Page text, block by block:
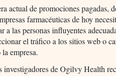
actual de promociones pagadas,
farmacéuticas de hoy
a las personas influyentes
el tráfico a los sitios web o
empresa.
investigadores de Ogilvy Health